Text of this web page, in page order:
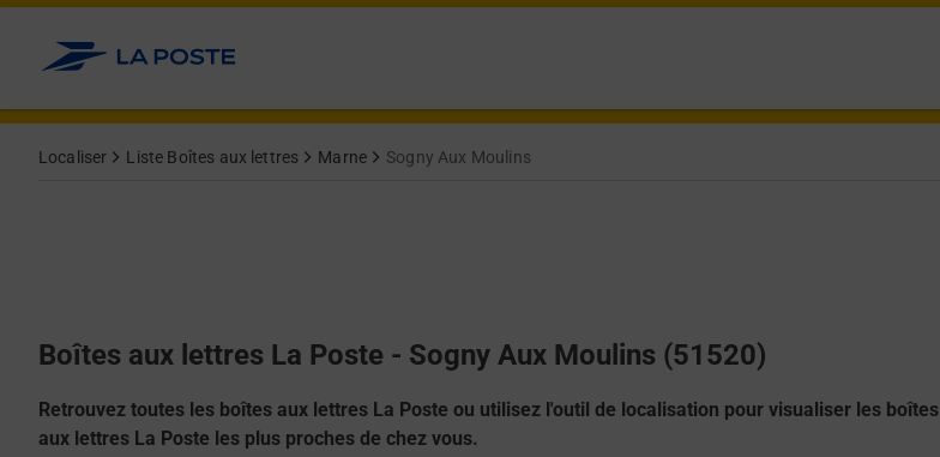
Allez au contenu
Localiser Liste Boîtes aux lettres Marne Sogny Aux Moulins
Boîtes aux lettres La Poste - Sogny Aux Moulins (51520)
Retrouvez toutes les boîtes aux lettres La Poste ou utilisez l'outil de localisation pour visualiser les boîtes
aux lettres La Poste les plus proches de chez vous.